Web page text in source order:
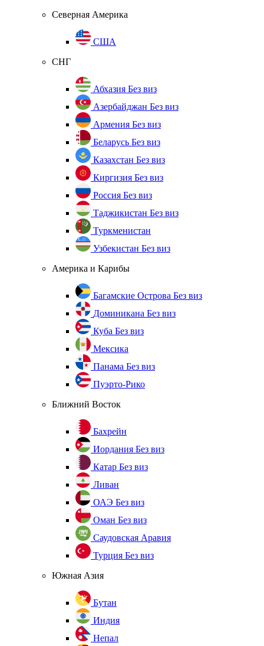
Северная Америка
США
СНГ
Абхазия Без виз
Азербайджан Без виз
Армения Без виз
Беларусь Без виз
Казахстан Без виз
Киргизия Без виз
Россия Без виз
Таджикистан Без виз
Туркменистан
Узбекистан Без виз
Америка и Карибы
Багамские Острова Без виз
Доминикана Без виз
Куба Без виз
Мексика
Панама Без виз
Пуэрто-Рико
Ближний Восток
Бахрейн
Иордания Без виз
Катар Без виз
Ливан
ОАЭ Без виз
Оман Без виз
Саудовская Аравия
Турция Без виз
Южная Азия
Бутан
Индия
Непал